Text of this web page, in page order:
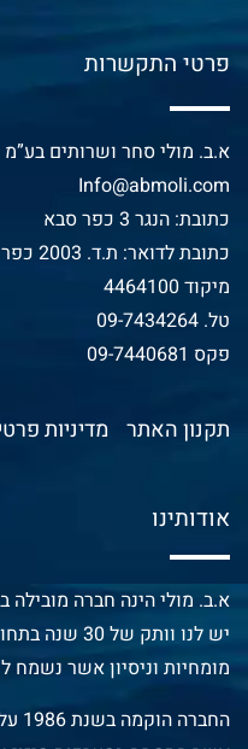
פרטי התקשרות
א.ב. מולי סחר ושרותים בע”מ
Info@abmoli.com
כתובת: הנגר 3 כפר סבא
כתובת לדואר: ת.ד. 2003 כפר סבא
מיקוד 4464100
טל. 09-7434264
פקס 09-7440681
תקנון האתר מדיניות
אודותינו
א.ב. מולי הינה חברה מובילה
יש לנו וותק של 30 שנה בתחום, דבר המספק לנו
מומחיות וניסיון אשר נשמח
החברה הוקמה בשנת 1986 על ידי משה עשהאל